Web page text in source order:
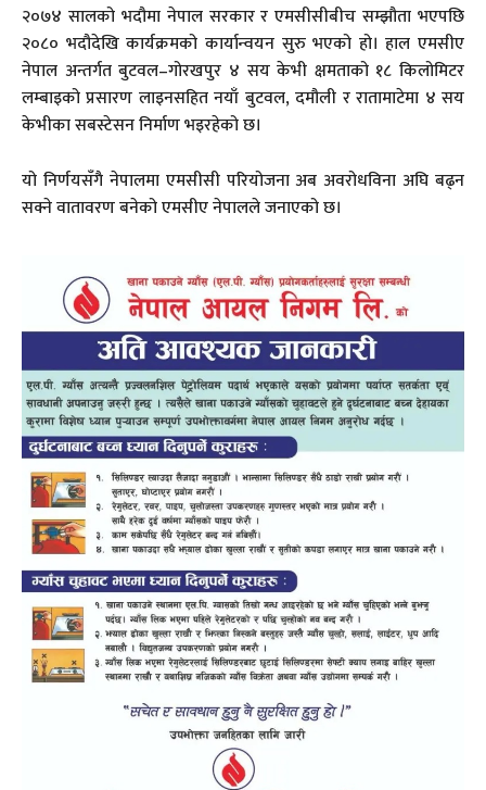
२०७४ सालको भदौमा नेपाल सरकार र एमसीसीबीच सम्झौता भएपछि
२०८० भदौदेखि कार्यक्रमको कार्यान्वयन सुरु भएको हो। हाल एमसीए
नेपाल अन्तर्गत बुटवल–गोरखपुर ४ सय केभी क्षमताको १८ किलोमिटर
लम्बाइको प्रसारण लाइनसहित नयाँ बुटवल, दमौली र रातामाटेमा ४ सय
केभीका सबस्टेसन निर्माण भइरहेको छ।
यो निर्णयसँगै नेपालमा एमसीसी परियोजना अब अवरोधविना अघि बढ्न
सक्ने वातावरण बनेको एमसीए नेपालले जनाएको छ।